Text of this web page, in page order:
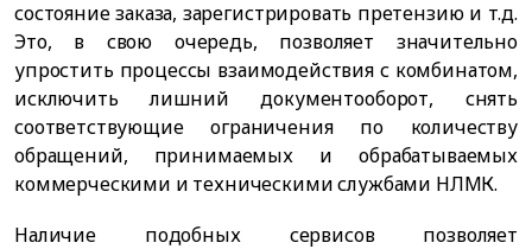
состояние заказа, зарегистрировать претензию и т.д.
Это, в свою очередь, позволяет значительно
упростить процессы взаимодействия с комбинатом,
исключить лишний документооборот, снять
соответствующие ограничения по количеству
обращений, принимаемых и обрабатываемых
коммерческими и техническими службами НЛМК.
Наличие подобных сервисов позволяет